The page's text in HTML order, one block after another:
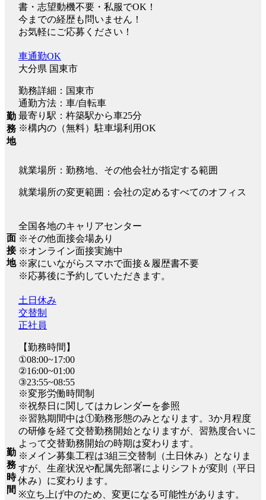
書・志望動機不要・私服でOK！
今までの経歴も問いません！
お気軽にご応募ください！
勤
務
地
車通勤OK
大分県 国東市
勤務詳細：国東市
通勤方法：車/自転車
最寄り駅：杵築駅から車25分
※構内の（無料）駐車場利用OK
就業場所：勤務地、その他会社が指定する範囲
就業場所の変更範囲：会社の定めるすべてのオフィス
面
接
地
全国各地のキャリアセンター
※その他面接会場あり
※オンライン面接実施中
※家にいながらスマホで面接＆履歴書不要
※応募後に予約していただきます。
勤
務
時
間
土日休み
交替制
正社員
【勤務時間】
①08:00~17:00
②16:00~01:00
③23:55~08:55
※変形労働時間制
※祝祭日に関してはカレンダーを参照
※習熟期間中は①勤務形態のみとなります。3か月程度
の研修を経て交替勤務開始となりますが、習熟度合いに
よって交替勤務開始の時期は変わります。
※メイン募集工程は3組三交替制（土日休み）となりま
すが、生産状況や配属先部署によりシフトが変則（平日
休み）に変わります。
※立ち上げ中のため、変更になる可能性があります。